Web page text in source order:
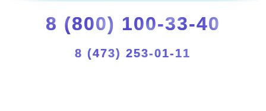
8 (800) 100-33-40
8 (473) 253-01-11